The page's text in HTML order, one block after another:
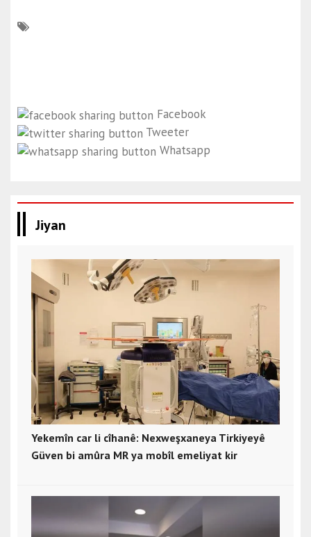
Facebook
Tweeter
Whatsapp
Jiyan
Yekemîn car li cîhanê: Nexweşxaneya Tirkiyeyê
Güven bi amûra MR ya mobîl emeliyat kir